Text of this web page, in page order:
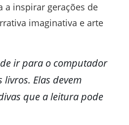
a inspirar gerações de
imaginativa e arte
ir para o computador
livros. Elas devem
que a leitura pode